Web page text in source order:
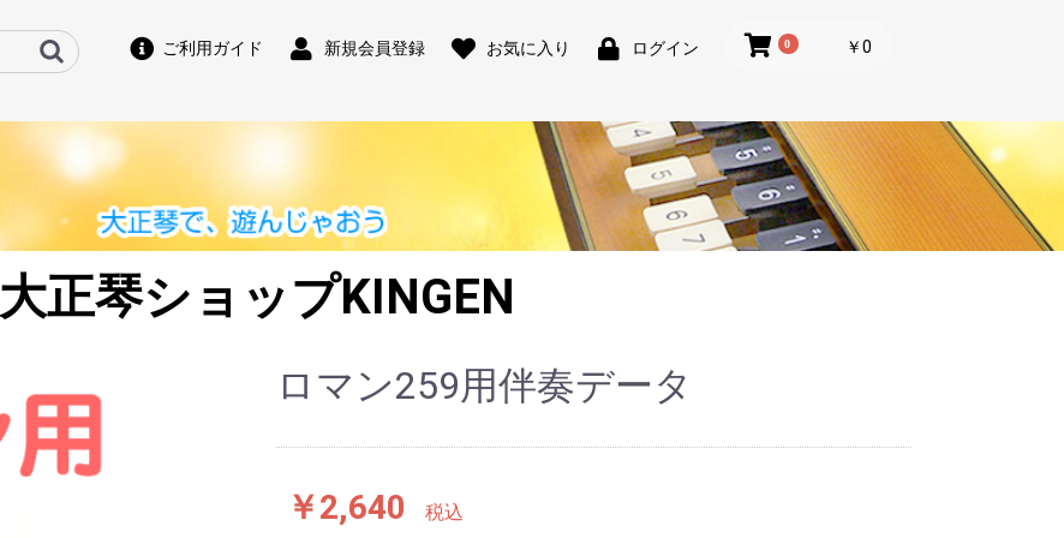
ご利用ガイド 新規会員登録 お気に入り ログイン 0 ￥0
大正琴ショップKINGEN
ロマン259用伴奏データ
￥2,640 税込